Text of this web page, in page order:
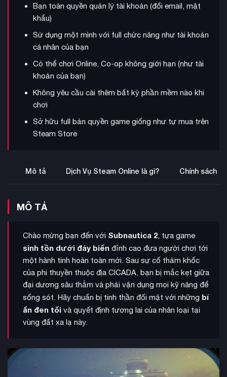
Bạn toàn quyền quản lý tài khoản (đổi email, mật
khẩu)
Sử dụng một mình với full chức năng như tài khoản
cá nhân của bạn
Có thể chơi Online, Co-op không giới hạn (như tài
khoản của bạn)
Không yêu cầu cài thêm bất kỳ phần mềm nào khi
chơi
Sở hữu full bản quyền game giống như tự mua trên
Steam Store
Mô tả Dịch Vụ Steam Online là gì? Chính sách
MÔ TẢ
Chào mừng bạn đến với Subnautica 2, tựa game
sinh tồn dưới đáy biển đỉnh cao đưa người chơi tới
một hành tinh hoàn toàn mới. Sau sự cố thảm khốc
của phi thuyền thuộc địa CICADA, bạn bị mắc kẹt giữa
đại dương sâu thẳm và phải vận dụng mọi kỹ năng để
sống sót. Hãy chuẩn bị tinh thần đối mặt với những bí
ẩn đen tối và quyết định tương lai của nhân loại tại
vùng đất xa lạ này.